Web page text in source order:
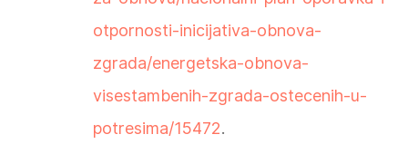
otpornosti-inicijativa-obnova-
zgrada/energetska-obnova-
visestambenih-zgrada-ostecenih-u-
potresima/15472.